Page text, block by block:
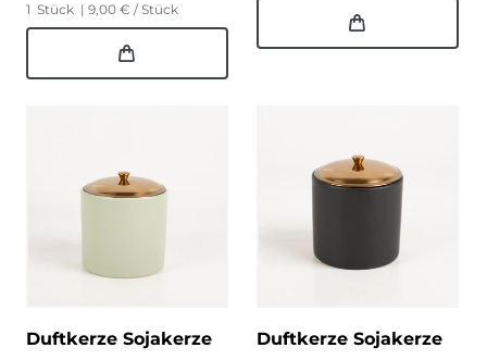
1 Stück | 9,00 € / Stück
Duftkerze Sojakerze
Duftkerze Sojakerze